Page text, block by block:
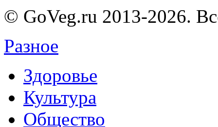
© GoVeg.ru 2013-2026.
Разное
Здоровье
Культура
Общество